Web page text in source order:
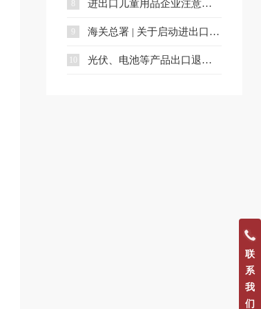
进出口儿童用品企业注意：中国国家标准发布
9 海关总署 | 关于启动进出口货物海铁、水水多式联运业务模式试点相关事项的公告
10 光伏、电池等产品出口退税调整，4月1日起执行（附详细清单）
联
系
我
们